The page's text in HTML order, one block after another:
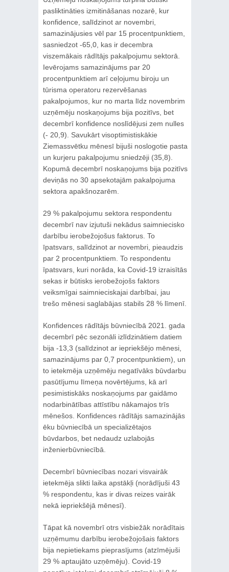
pasliktināties izmitināšanas nozarē, kur
konfidence, salīdzinot ar novembri,
samazinājusies vēl par 15 procentpunktiem,
sasniedzot -65,0, kas ir decembra
viszemākais rādītājs pakalpojumu sektorā.
Ievērojams samazinājums par 20
procentpunktiem arī ceļojumu biroju un
tūrisma operatoru rezervēšanas
pakalpojumos, kur no marta līdz novembrim
uzņēmēju noskaņojums bija pozitīvs, bet
decembrī konfidence noslīdējusi zem nulles
(- 20,9). Savukārt visoptimistiskākie
Ziemassvētku mēnesī bijuši noslogotie pasta
un kurjeru pakalpojumu sniedzēji (35,8).
Kopumā decembrī noskaņojums bija pozitīvs
deviņās no 30 apsekotajām pakalpojuma
sektora apakšnozarēm.
29 % pakalpojumu sektora respondentu
decembrī nav izjutuši nekādus saimniecisko
darbību ierobežojošus faktorus. To
īpatsvars, salīdzinot ar novembri, pieaudzis
par 2 procentpunktiem. To respondentu
īpatsvars, kuri norāda, ka Covid-19 izraisītās
sekas ir būtisks ierobežojošs faktors
veiksmīgai saimnieciskajai darbībai, jau
trešo mēnesi saglabājas stabils 28 % līmenī.
Konfidences rādītājs būvniecībā 2021. gada
decembrī pēc sezonāli izlīdzinātiem datiem
bija -13,3 (salīdzinot ar iepriekšējo mēnesi,
samazinājums par 0,7 procentpunktiem), un
to ietekmēja uzņēmēju negatīvāks būvdarbu
pasūtījumu līmeņa novērtējums, kā arī
pesimistiskāks noskaņojums par gaidāmo
nodarbinātības attīstību nākamajos trīs
mēnešos. Konfidences rādītājs samazinājās
ēku būvniecībā un specializētajos
būvdarbos, bet nedaudz uzlabojās
inženierbūvniecībā.
Decembrī būvniecības nozari visvairāk
ietekmēja slikti laika apstākļi (norādījuši 43
% respondentu, kas ir divas reizes vairāk
nekā iepriekšējā mēnesī).
Tāpat kā novembrī otrs visbiežāk norādītais
uzņēmumu darbību ierobežojošais faktors
bija nepietiekams pieprasījums (atzīmējuši
29 % aptaujāto uzņēmēju). Covid-19